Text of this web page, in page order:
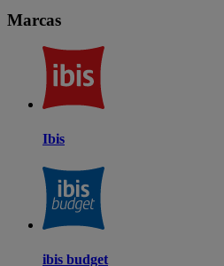
Marcas
Ibis
ibis budget